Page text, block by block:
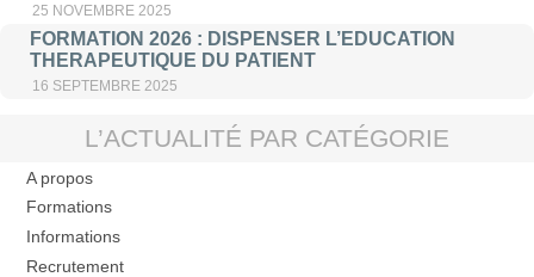
25 NOVEMBRE 2025
FORMATION 2026 : DISPENSER L’EDUCATION
THERAPEUTIQUE DU PATIENT
16 SEPTEMBRE 2025
L’ACTUALITÉ PAR CATÉGORIE
A propos
Formations
Informations
Recrutement